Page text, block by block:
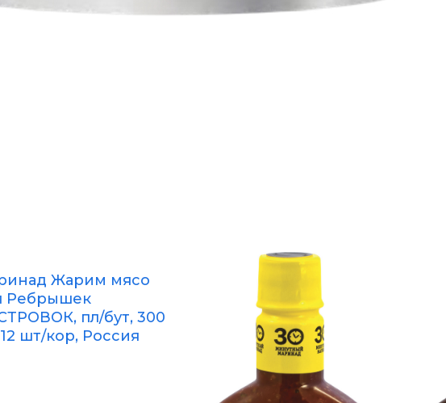
Жарим мясо
Ребрышек
пл/бут, 300
шт/кор, Россия